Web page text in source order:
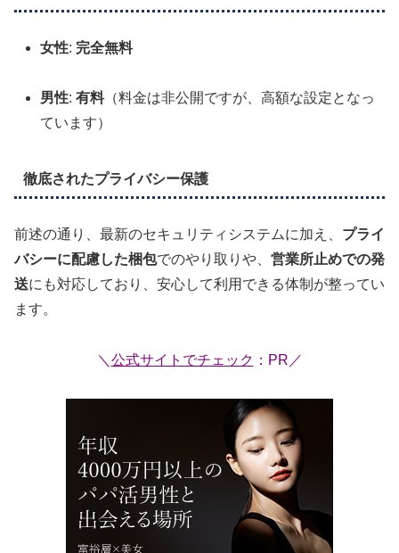
女性: 完全無料
男性:有料（料金は非公開ですが、高額な設定となっ
ています）
徹底されたプライバシー保護
前述の通り、最新のセキュリティシステムに加え、 プライ
バシーに配慮した梱包でのやり取りや、 営業所止めでの発
送にも対応しており、安心して利用できる体制が整ってい
ます。
＼ 公式サイトでチェック ：PR／